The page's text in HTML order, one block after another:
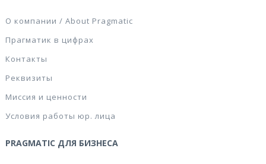
О компании / About Pragmatic
Прагматик в цифрах
Контакты
Реквизиты
Миссия и ценности
Условия работы юр. лица
PRAGMATIC ДЛЯ БИЗНЕСА